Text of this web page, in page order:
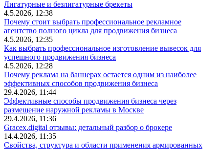
Лигатурные и безлигатурные брекеты
4.5.2026, 12:38
Почему стоит выбрать профессиональное рекламное
агентство полного цикла для продвижения бизнеса
4.5.2026, 12:35
Как выбрать профессиональное изготовление вывесок для
успешного продвижения бизнеса
4.5.2026, 12:28
Почему реклама на баннерах остается одним из наиболее
эффективных способов продвижения бизнеса
29.4.2026, 11:44
Эффективные способы продвижения бизнеса через
размещение наружной рекламы в Москве
29.4.2026, 11:36
Gracex.digital отзывы: детальный разбор о брокере
14.4.2026, 11:35
Свойства, структура и области применения армированных